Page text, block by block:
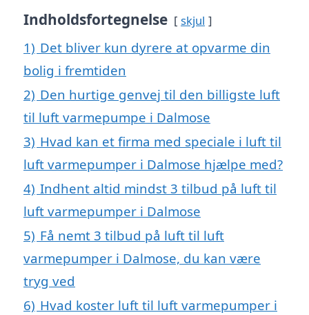
Indholdsfortegnelse skjul
1) Det bliver kun dyrere at opvarme din
bolig i fremtiden
2) Den hurtige genvej til den billigste luft
til luft varmepumpe i Dalmose
3) Hvad kan et firma med speciale i luft til
luft varmepumper i Dalmose hjælpe med?
4) Indhent altid mindst 3 tilbud på luft til
luft varmepumper i Dalmose
5) Få nemt 3 tilbud på luft til luft
varmepumper i Dalmose, du kan være
tryg ved
6) Hvad koster luft til luft varmepumper i